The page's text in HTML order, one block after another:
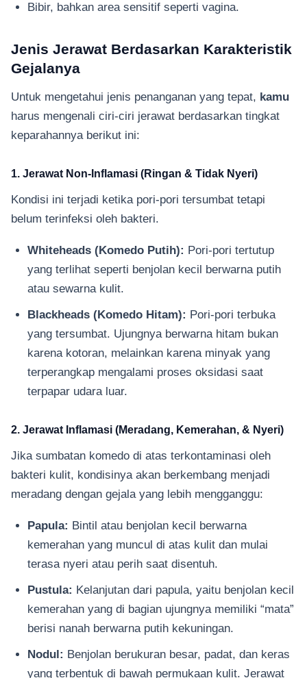
Bibir, bahkan area sensitif seperti vagina.
Jenis Jerawat Berdasarkan Karakteristik
Gejalanya
Untuk mengetahui jenis penanganan yang tepat, kamu
harus mengenali ciri-ciri jerawat berdasarkan tingkat
keparahannya berikut ini:
1. Jerawat Non-Inflamasi (Ringan & Tidak Nyeri)
Kondisi ini terjadi ketika pori-pori tersumbat tetapi
belum terinfeksi oleh bakteri.
Whiteheads (Komedo Putih): Pori-pori tertutup
yang terlihat seperti benjolan kecil berwarna putih
atau sewarna kulit.
Blackheads (Komedo Hitam): Pori-pori terbuka
yang tersumbat. Ujungnya berwarna hitam bukan
karena kotoran, melainkan karena minyak yang
terperangkap mengalami proses oksidasi saat
terpapar udara luar.
2. Jerawat Inflamasi (Meradang, Kemerahan, & Nyeri)
Jika sumbatan komedo di atas terkontaminasi oleh
bakteri kulit, kondisinya akan berkembang menjadi
meradang dengan gejala yang lebih mengganggu:
Papula: Bintil atau benjolan kecil berwarna
kemerahan yang muncul di atas kulit dan mulai
terasa nyeri atau perih saat disentuh.
Pustula: Kelanjutan dari papula, yaitu benjolan kecil
kemerahan yang di bagian ujungnya memiliki “mata”
berisi nanah berwarna putih kekuningan.
Nodul: Benjolan berukuran besar, padat, dan keras
yang terbentuk di bawah permukaan kulit. Jerawat